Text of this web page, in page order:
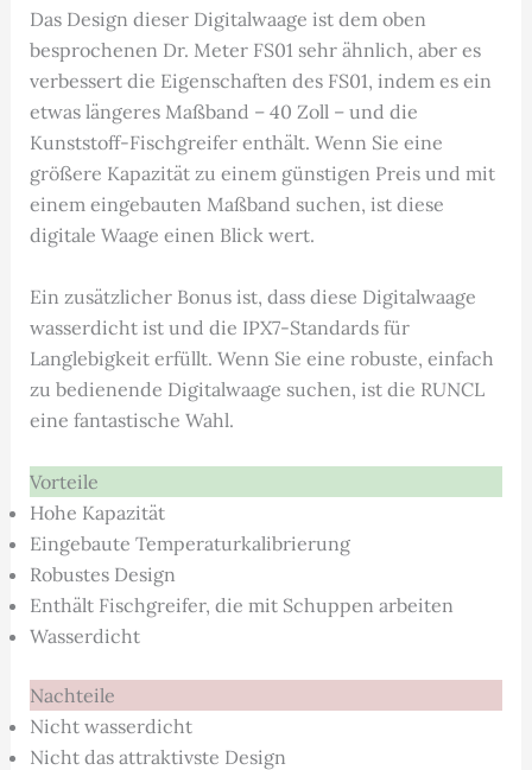
Das Design dieser Digitalwaage ist dem oben
besprochenen Dr. Meter FS01 sehr ähnlich, aber es
verbessert die Eigenschaften des FS01, indem es ein
etwas längeres Maßband – 40 Zoll – und die
Kunststoff-Fischgreifer enthält. Wenn Sie eine
größere Kapazität zu einem günstigen Preis und mit
einem eingebauten Maßband suchen, ist diese
digitale Waage einen Blick wert.
Ein zusätzlicher Bonus ist, dass diese Digitalwaage
wasserdicht ist und die IPX7-Standards für
Langlebigkeit erfüllt. Wenn Sie eine robuste, einfach
zu bedienende Digitalwaage suchen, ist die RUNCL
eine fantastische Wahl.
Vorteile
Hohe Kapazität
Eingebaute Temperaturkalibrierung
Robustes Design
Enthält Fischgreifer, die mit Schuppen arbeiten
Wasserdicht
Nachteile
Nicht wasserdicht
Nicht das attraktivste Design